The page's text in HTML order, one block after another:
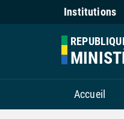
Institutions
Accueil